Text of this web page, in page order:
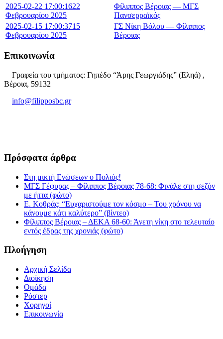
2025-02-22 17:00:1622
Φεβρουαρίου 2025
Φίλιππος Βέροιας — ΜΓΣ
Πανσερραϊκός
2025-02-15 17:00:3715
Φεβρουαρίου 2025
ΓΣ Νίκη Βόλου — Φίλιππος
Βέροιας
Επικοινωνία
Γραφεία του τμήματος: Γηπέδο “Άρης Γεωργιάδης” (Εληά) ,
Βέροια, 59132
info@filipposbc.gr
Πρόσφατα άρθρα
Στη μικτή Ενώσεων ο Πολιός!
ΜΓΣ Γέφυρας – Φίλιππος Βέροιας 78-68: Φινάλε στη σεζόν
με ήττα (φώτο)
Ε. Κοθράς: “Ευχαριστούμε τον κόσμο – Του χρόνου να
κάνουμε κάτι καλύτερο” (βίντεο)
Φίλιππος Βέροιας – ΔΕΚΑ 68-60: Άνετη νίκη στο τελευταίο
εντός έδρας της χρονιάς (φώτο)
Πλοήγηση
Αρχική Σελίδα
Διοίκηση
Ομάδα
Ρόστερ
Χορηγοί
Επικοινωνία